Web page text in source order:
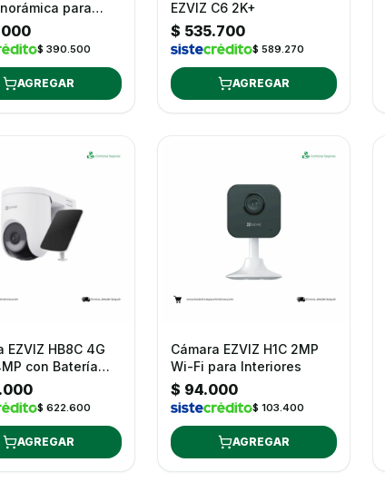
para
$ 390.500
AGREGAR
EZVIZ C6 2K+
$ 535.700
$ 589.270
AGREGAR
EZVIZ HB8C 4G
con Batería
+ Kit Solar
C
$ 622.600
AGREGAR
Cámara EZVIZ H1C 2MP
Wi-Fi para Interiores
$ 94.000
$ 103.400
AGREGAR